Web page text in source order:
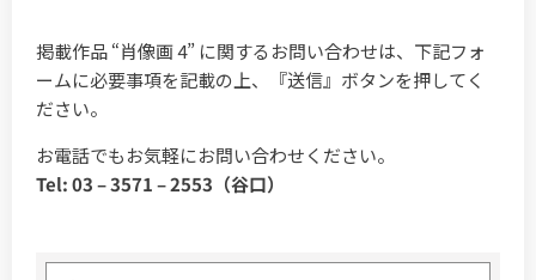
掲載作品 “肖像画 4” に関するお問い合わせは、下記フォ
ームに必要事項を記載の上、『送信』ボタンを押してく
ださい。
お電話でもお気軽にお問い合わせください。
Tel: 03 – 3571 – 2553（谷口）